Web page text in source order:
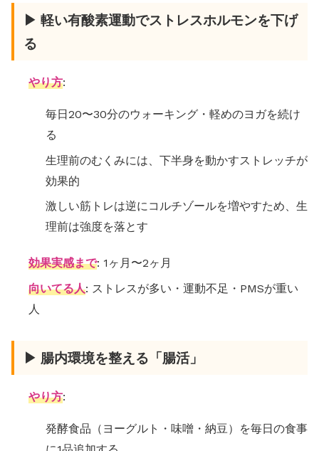
▶ 軽い有酸素運動でストレスホルモンを下げ
る
やり方:
毎日20〜30分のウォーキング・軽めのヨガを続け
る
生理前のむくみには、下半身を動かすストレッチが
効果的
激しい筋トレは逆にコルチゾールを増やすため、生
理前は強度を落とす
効果実感まで: 1ヶ月〜2ヶ月
向いてる人: ストレスが多い・運動不足・PMSが重い
人
▶ 腸内環境を整える「腸活」
やり方:
発酵食品（ヨーグルト・味噌・納豆）を毎日の食事